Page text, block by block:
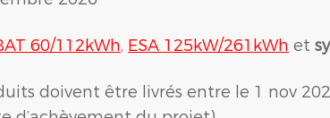
60/112kWh, ESA 125kW/261kWh et
doivent être livrés entre le 1 nov